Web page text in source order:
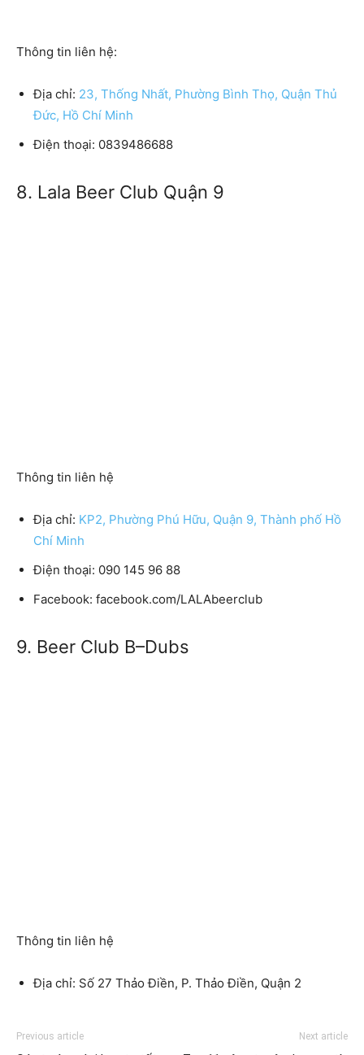
Thông tin liên hệ:
Địa chỉ: 23, Thống Nhất, Phường Bình Thọ, Quận Thủ
Đức, Hồ Chí Minh
Điện thoại: 0839486688
8. Lala Beer Club Quận 9
Thông tin liên hệ
Địa chỉ: KP2, Phường Phú Hữu, Quận 9, Thành phố Hồ
Chí Minh
Điện thoại: 090 145 96 88
Facebook: facebook.com/LALAbeerclub
9. Beer Club B–Dubs
Thông tin liên hệ
Địa chỉ: Số 27 Thảo Điền, P. Thảo Điền, Quận 2
Previous article Next article